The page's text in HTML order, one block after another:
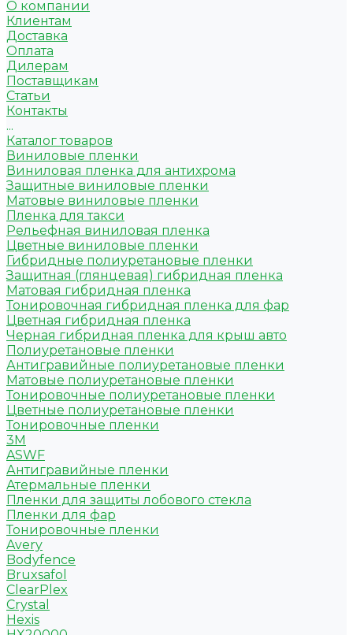
О компании
Клиентам
Доставка
Оплата
Дилерам
Поставщикам
Статьи
Контакты
...
Каталог товаров
Виниловые пленки
Виниловая пленка для антихрома
Защитные виниловые пленки
Матовые виниловые пленки
Пленка для такси
Рельефная виниловая пленка
Цветные виниловые пленки
Гибридные полиуретановые пленки
Защитная (глянцевая) гибридная пленка
Матовая гибридная пленка
Тонировочная гибридная пленка для фар
Цветная гибридная пленка
Черная гибридная пленка для крыш авто
Полиуретановые пленки
Антигравийные полиуретановые пленки
Матовые полиуретановые пленки
Тонировочные полиуретановые пленки
Цветные полиуретановые пленки
Тонировочные пленки
3M
ASWF
Антигравийные пленки
Атермальные пленки
Пленки для защиты лобового стекла
Пленки для фар
Тонировочные пленки
Avery
Bodyfence
Bruxsafol
ClearPlex
Crystal
Hexis